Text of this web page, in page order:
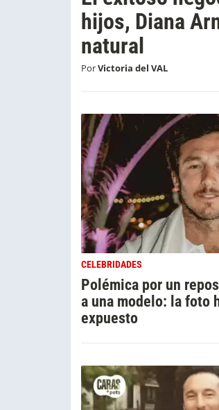
hijos, Diana
natural
PorVictoria del VAL
CELEBRIDADES
Polémica por un
a una modelo: la foto
expuesto